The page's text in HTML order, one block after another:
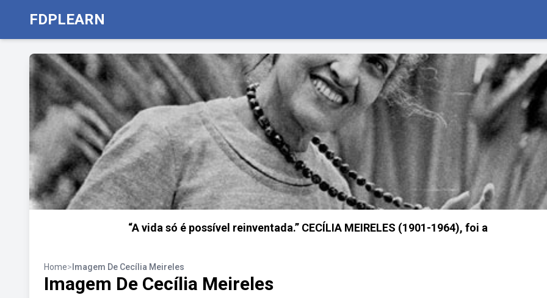
FDPLEARN
“A vida só é possível reinventada.” CECÍLIA MEIRELES (1901-1964), foi a
Home> Imagem De Cecília Meireles
Imagem De Cecília Meireles